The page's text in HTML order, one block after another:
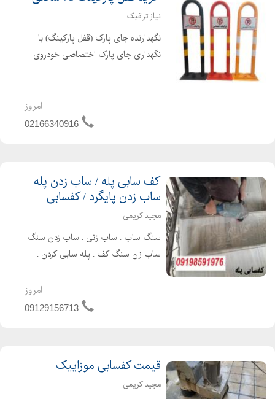
نیاز ترافیک
نگهدارنده جای پارک (قفل پارکینگ) با
نگهداری جای پارک اختصاصی خودروی
استرس و تنش روزانه شما جلوگیری می
کند. برای حراست از جای...
امروز
02166340916
کف سابی پله / ساب زدن پله
ساب زدن پایگرد / کفسابی
مجید کریمی
سنگ ساب . ساب زنی . ساب زدن سنگ
ساب زن سنگ کف . پله سابی کردن .
امروز
09129156713
قیمت کفسابی موزاییک
مجید کریمی